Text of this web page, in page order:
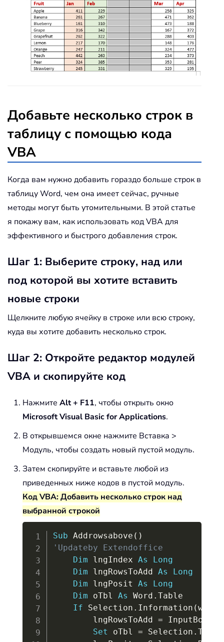
Добавьте несколько строк в
таблицу с помощью кода
VBA
Когда вам нужно добавить гораздо больше строк в
таблицу Word, чем она имеет сейчас, ручные
методы могут быть утомительными. В этой статье
я покажу вам, как использовать код VBA для
эффективного и быстрого добавления строк.
Шаг 1: Выберите строку, над или
под которой вы хотите вставить
новые строки
Щелкните любую ячейку в строке или всю строку,
куда вы хотите добавить несколько строк.
Шаг 2: Откройте редактор модулей
VBA и скопируйте код
Нажмите Alt + F11, чтобы открыть окно
Microsoft Visual Basic for Applications.
В открывшемся окне нажмите Вставка >
Модуль, чтобы создать новый пустой модуль.
Затем скопируйте и вставьте любой из
приведенных ниже кодов в пустой модуль.
Код VBA: Добавить несколько строк над
выбранной строкой
Sub Addrowsabove ( )
'Updateby Extendoffice
Dim lngIndex As
Long
Dim lngRowsToAdd As
Long
Dim lngPosit As
Long
Dim oTbl As Word . Table
If Selection . Information (
        lngRowsToAdd
= InputBox
Set oTbl = Selection .